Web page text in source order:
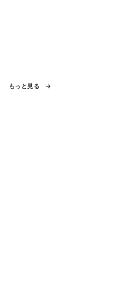
もっと見る